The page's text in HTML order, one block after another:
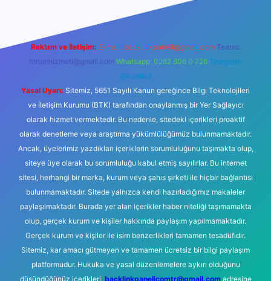
Reklam ve İletişim: E-mail: backlinkpaneli@gmail.com Teams:
forumhizmeti@gmail.com Whatsapp: 0262 606 0 726 Telegram:
@karabul
Yasal Uyarı: Sitemiz, 5651 Sayılı Kanun gereğince Bilgi Teknolojileri
ve İletişim Kurumu (BTK) tarafından onaylanmış bir Yer Sağlayıcı
olarak hizmet vermektedir. Bu nedenle, sitedeki içerikleri proaktif
olarak denetleme veya araştırma yükümlülüğümüz bulunmamaktadır.
Ancak, üyelerimiz yazdıkları içeriklerin sorumluluğunu taşımakta olup,
siteye üye olarak bu sorumluluğu kabul etmiş sayılırlar. Bu internet
sitesi, herhangi bir marka, kurum veya şahıs şirketi ile hiçbir bağlantısı
bulunmamaktadır. Sitede yalnızca kendi hazırladığımız makaleler
paylaşılmaktadır. Burada yer alan içerikler haber niteliği taşımamakta
olup, gerçek kurum ve kişiler hakkında paylaşım yapılmamaktadır.
Gerçek kurum ve kişiler ile isim benzerlikleri tamamen tesadüfidir.
Sitemiz, kar amacı gütmeyen ve tamamen ücretsiz bir bilgi paylaşım
platformudur. Hukuka ve yasal düzenlemelere aykırı olduğunu
düşündüğünüz içerikleri, backlinkpanelicomtr@gmail.comadresine